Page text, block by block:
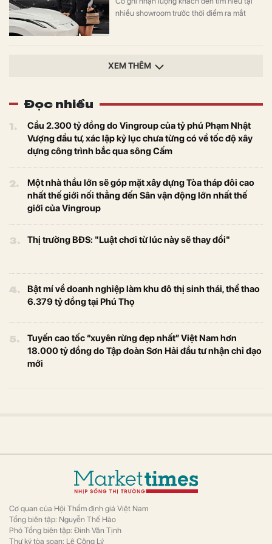
suốt nhiều năm.
nhiều showroom trước thời điểm ra mắt
danh mục sản phẩm điện hóa tại Việt Nam.
XEM THÊM
Đọc nhiều
1.
Cầu 2.300 tỷ đồng do Vingroup của tỷ phú Phạm Nhật
Vượng đầu tư, xác lập kỷ lục chưa từng có về tốc độ xây
dựng công trình bắc qua sông Cấm
2.
Một nhà thầu lớn sẽ góp mặt xây dựng Tòa tháp đôi cao
nhất thế giới nối thẳng đến Sân vận động lớn nhất thế
giới của Vingroup
3. Thị trường BĐS: "Luật chơi từ lúc này sẽ thay đổi"
4.
Bật mí về doanh nghiệp làm khu đô thị sinh thái, thể thao
6.379 tỷ đồng tại Phú Thọ
5.
Tuyến cao tốc “xuyên rừng đẹp nhất” Việt Nam hơn
18.000 tỷ đồng do Tập đoàn Sơn Hải đầu tư nhận chỉ đạo
mới
Cơ quan của Hội Thẩm định giá Việt Nam
Tổng biên tập: Nguyễn Thế Hào
Phó Tổng biên tập: Đinh Văn Tịnh
Thư ký tòa soạn: Lê Công Lý